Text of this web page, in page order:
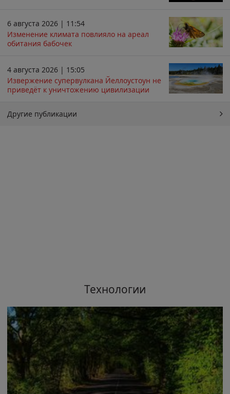
6 августа 2026 | 11:54
Изменение климата повлияло на ареал
обитания бабочек
4 августа 2026 | 15:05
Извержение супервулкана Йеллоустоун не
приведёт к уничтожению цивилизации
Другие публикации
Технологии